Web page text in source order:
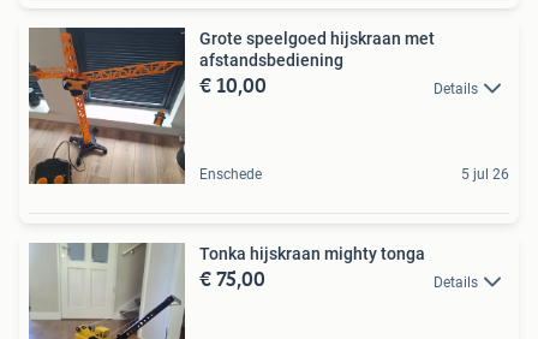
Grote speelgoed hijskraan met
afstandsbediening
€ 10,00 Details
Enschede 5 jul 26
Tonka hijskraan mighty tonga
€ 75,00 Details